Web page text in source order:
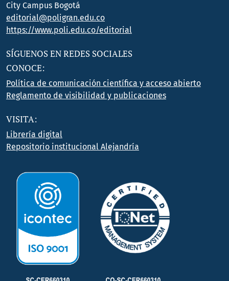
City Campus Bogotá
editorial@poligran.edu.co
https://www.poli.edu.co/editorial
SÍGUENOS EN REDES SOCIALES
CONOCE:
Política de comunicación científica y acceso abierto
Reglamento de visibilidad y publicaciones
VISITA:
Librería digital
Repositorio institucional Alejandría